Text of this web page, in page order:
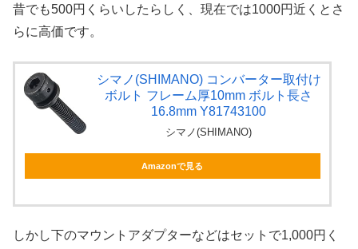
昔でも500円くらいしたらしく、現在では1000円近くとさ
らに高価です。
シマノ(SHIMANO) コンバーター取付け
ボルト フレーム厚10mm ボルト長さ
16.8mm Y81743100
シマノ(SHIMANO)
Amazonで見る
しかし下のマウントアダプターなどはセットで1,000円く